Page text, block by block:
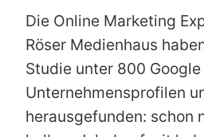
Die Online Marketing
Röser Medienhaus
Studie unter 800 Google
Unternehmensprofilen
herausgefunden: schon